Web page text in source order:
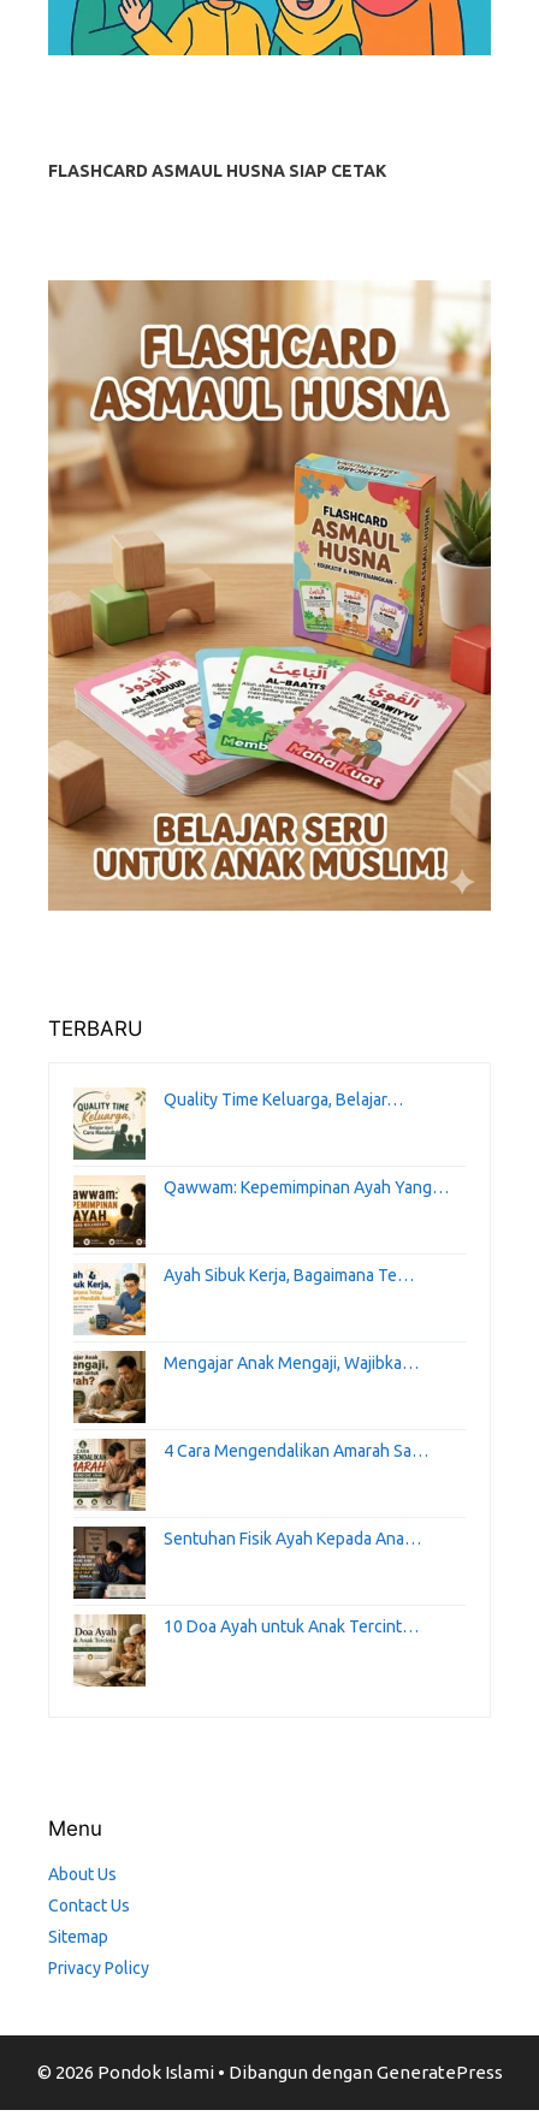
FLASHCARD ASMAUL HUSNA SIAP CETAK
TERBARU
Quality Time Keluarga, Belajar…
Qawwam: Kepemimpinan Ayah Yang…
Ayah Sibuk Kerja, Bagaimana Te…
Mengajar Anak Mengaji, Wajibka…
4 Cara Mengendalikan Amarah Sa…
Sentuhan Fisik Ayah Kepada Ana…
10 Doa Ayah untuk Anak Tercint…
Menu
About Us
Contact Us
Sitemap
Privacy Policy
© 2026 Pondok Islami• Dibangun denganGeneratePress